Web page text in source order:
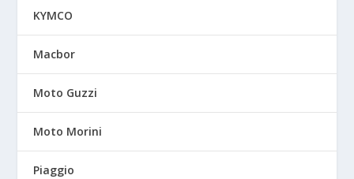
KYMCO
Macbor
Moto Guzzi
Moto Morini
Piaggio